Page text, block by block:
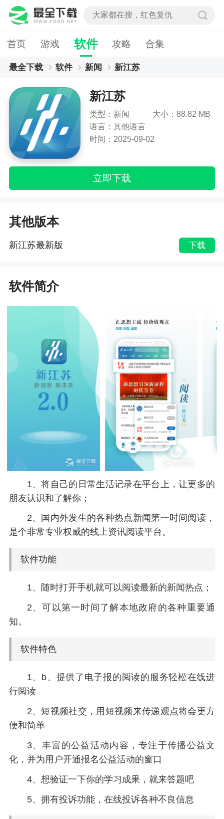
首页 游戏 软件 攻略 合集
最全下载 软件 新闻 新江苏
新江苏
类型：新闻
大小：88.82 MB
语言：其他语言
时间：2025-09-02
立即下载
其他版本
新江苏最新版 下载
软件简介
1、将自己的日常生活记录在平台上，让更多的
朋友认识和了解你；
2、国内外发生的各种热点新闻第一时间阅读，
是个非常专业权威的线上资讯阅读平台。
软件功能
1、随时打开手机就可以阅读最新的新闻热点；
2、可以第一时间了解本地政府的各种重要通
知。
软件特色
1、b、提供了电子报的阅读的服务轻松在线进
行阅读
2、短视频社交，用短视频来传递观点将会更方
便和简单
3、丰富的公益活动内容，专注于传播公益文
化，并为用户开通报名公益活动的窗口
4、想验证一下你的学习成果，就来答题吧
5、拥有投诉功能，在线投诉各种不良信息